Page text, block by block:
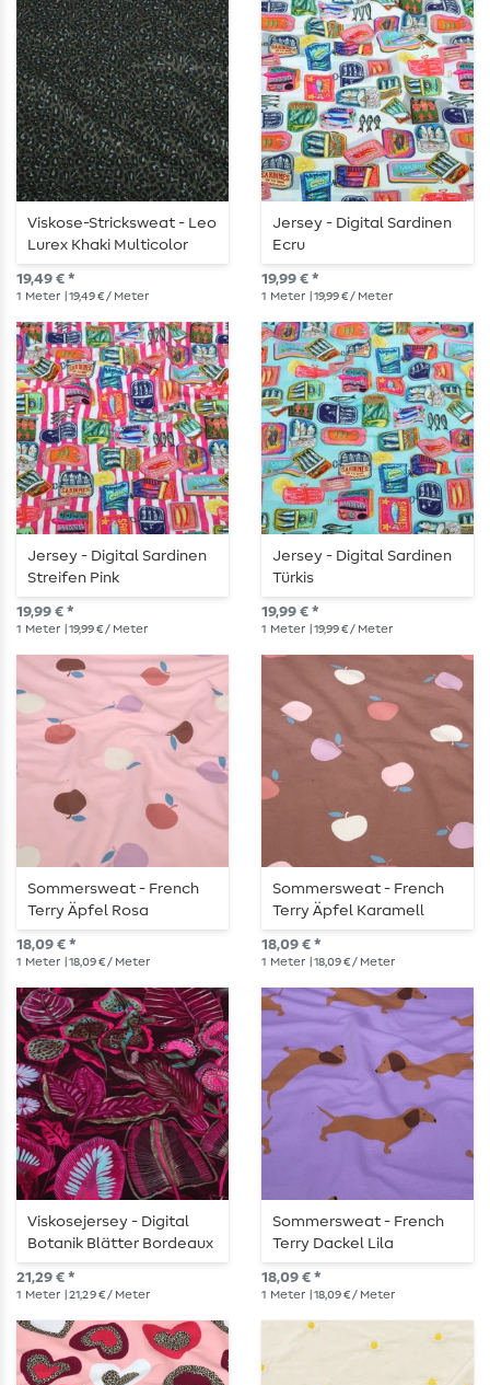
Viskose-Stricksweat - Leo
Lurex Khaki Multicolor
19,49 € *
1 Meter | 19,49 € / Meter
Jersey - Digital Sardinen
Ecru
19,99 € *
1 Meter | 19,99 € / Meter
Jersey - Digital Sardinen
Streifen Pink
19,99 € *
1 Meter | 19,99 € / Meter
Jersey - Digital Sardinen
Türkis
19,99 € *
1 Meter | 19,99 € / Meter
Sommersweat - French
Terry Äpfel Rosa
Angeraut
18,09 € *
1 Meter | 18,09 € / Meter
Sommersweat - French
Terry Äpfel Karamell
Angeraut
18,09 € *
1 Meter | 18,09 € / Meter
Viskosejersey - Digital
Botanik Blätter Bordeaux
21,29 € *
1 Meter | 21,29 € / Meter
Sommersweat - French
Terry Dackel Lila
Angeraut
18,09 € *
1 Meter | 18,09 € / Meter